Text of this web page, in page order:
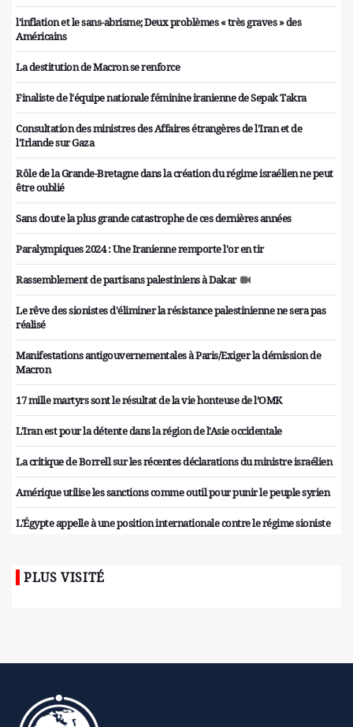
l'inflation et le sans-abrisme; Deux problèmes « très graves » des
Américains
La destitution de Macron se renforce
Finaliste de l'équipe nationale féminine iranienne de Sepak Takra
Consultation des ministres des Affaires étrangères de l'Iran et de
l'Irlande sur Gaza
Rôle de la Grande-Bretagne dans la création du régime israélien ne peut
être oublié
Sans doute la plus grande catastrophe de ces dernières années
Paralympiques 2024 : Une Iranienne remporte l'or en tir
Rassemblement de partisans palestiniens à Dakar
Le rêve des sionistes d'éliminer la résistance palestinienne ne sera pas
réalisé
Manifestations antigouvernementales à Paris/Exiger la démission de
Macron
17 mille martyrs sont le résultat de la vie honteuse de l’OMK
L'Iran est pour la détente dans la région de l'Asie occidentale
La critique de Borrell sur les récentes déclarations du ministre israélien
Amérique utilise les sanctions comme outil pour punir le peuple syrien
L'Égypte appelle à une position internationale contre le régime sioniste
PLUS VISITÉ